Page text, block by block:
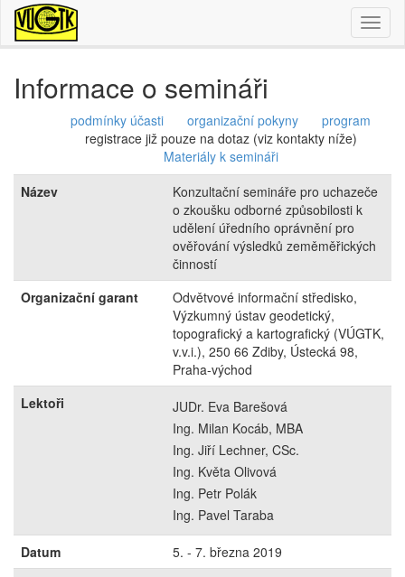
Informace o semináři
podmínky účasti organizační pokyny
program
registrace již pouze na dotaz (viz kontakty níže)
Materiály k semináři
Název
Konzultační semináře pro uchazeče
o zkoušku odborné způsobilosti k
udělení úředního oprávnění pro
ověřování výsledků zeměměřických
činností
Organizační garant
Odvětvové informační středisko,
Výzkumný ústav geodetický,
topografický a kartografický (VÚGTK,
v.v.i.), 250 66 Zdiby, Ústecká 98,
Praha-východ
Lektoři
JUDr. Eva Barešová
Ing. Milan Kocáb, MBA
Ing. Jiří Lechner, CSc.
Ing. Květa Olivová
Ing. Petr Polák
Ing. Pavel Taraba
Datum
5. - 7. března 2019